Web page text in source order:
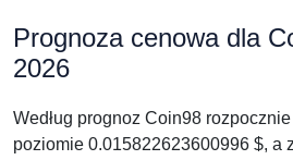
Prognoza cenowa dla
2026
Według prognoz Coin98
poziomie 0.015822623600996 $, a